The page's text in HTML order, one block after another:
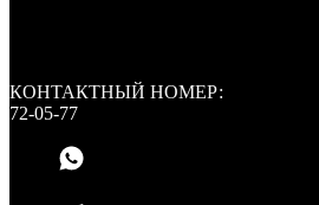
КОНТАКТНЫЙ НОМЕР:
72-05-77